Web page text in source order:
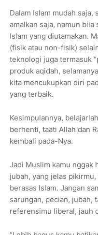
Dalam Islam mudah saja,
amalkan saja, namun bila
Islam yang diutamakan.
(fisik atau non-fisik)
teknologi juga termasuk
produk aqidah,
kita mencukupkan diri
yang terbaik.
Kesimpulannya,
berhenti, taati Allah dan
kembali pada-Nya.
Jadi Muslim kamu nggak
jubah, yang jelas
berasas Islam. Jangan
sarungan, pecian, jubah,
referensimu liberal, jauh